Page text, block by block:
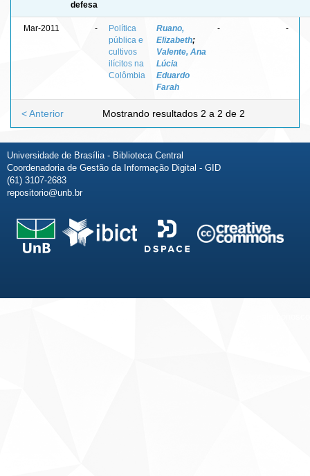
defesa
Mar-2011 -
Política
pública e
cultivos
ilícitos na
Colômbia
Ruano,
Elizabeth;
Valente, Ana
Lúcia
Eduardo
Farah
- -
Mostrando resultados 2 a 2 de 2
< Anterior
Universidade de Brasília - Biblioteca Central
Coordenadoria de Gestão da Informação Digital - GID
(61) 3107-2683
repositorio@unb.br